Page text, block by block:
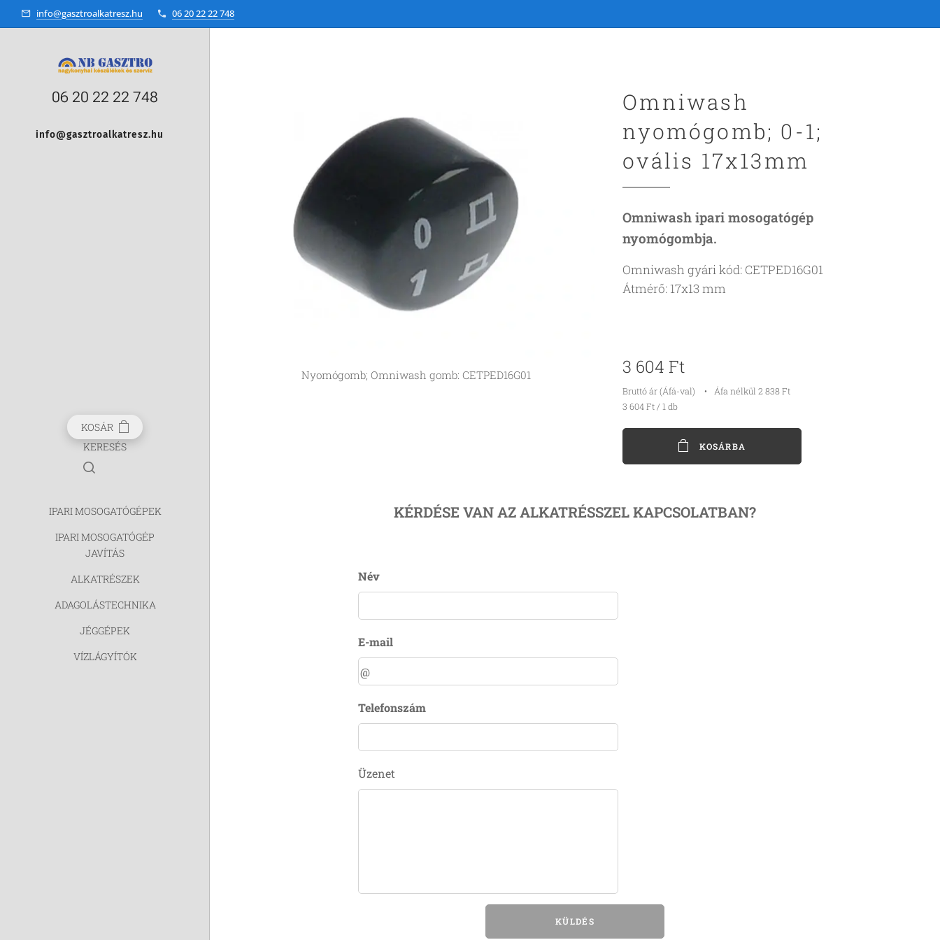
info@gasztroalkatresz.hu 06 20 22 22 748
06 20 22 22 748
info@gasztroalkatresz.hu
KOSÁR
KERESÉS
IPARI MOSOGATÓGÉPEK
IPARI MOSOGATÓGÉP
JAVÍTÁS
ALKATRÉSZEK
ADAGOLÁSTECHNIKA
JÉGGÉPEK
VÍZLÁGYÍTÓK
Omniwash
nyomógomb; 0-1;
ovális 17x13mm
Nyomógomb; Omniwash gomb: CETPED16G01
Omniwash ipari mosogatógép
nyomógombja.
Omniwash gyári kód: CETPED16G01
Átmérő: 17x13 mm
3 604 Ft
Bruttó ár (Áfá-val)
Áfa nélkül 2 838 Ft
3 604 Ft / 1 db
KOSÁRBA
KÉRDÉSE VAN AZ ALKATRÉSSZEL KAPCSOLATBAN?
Név
E-mail
Telefonszám
Üzenet
KÜLDÉS